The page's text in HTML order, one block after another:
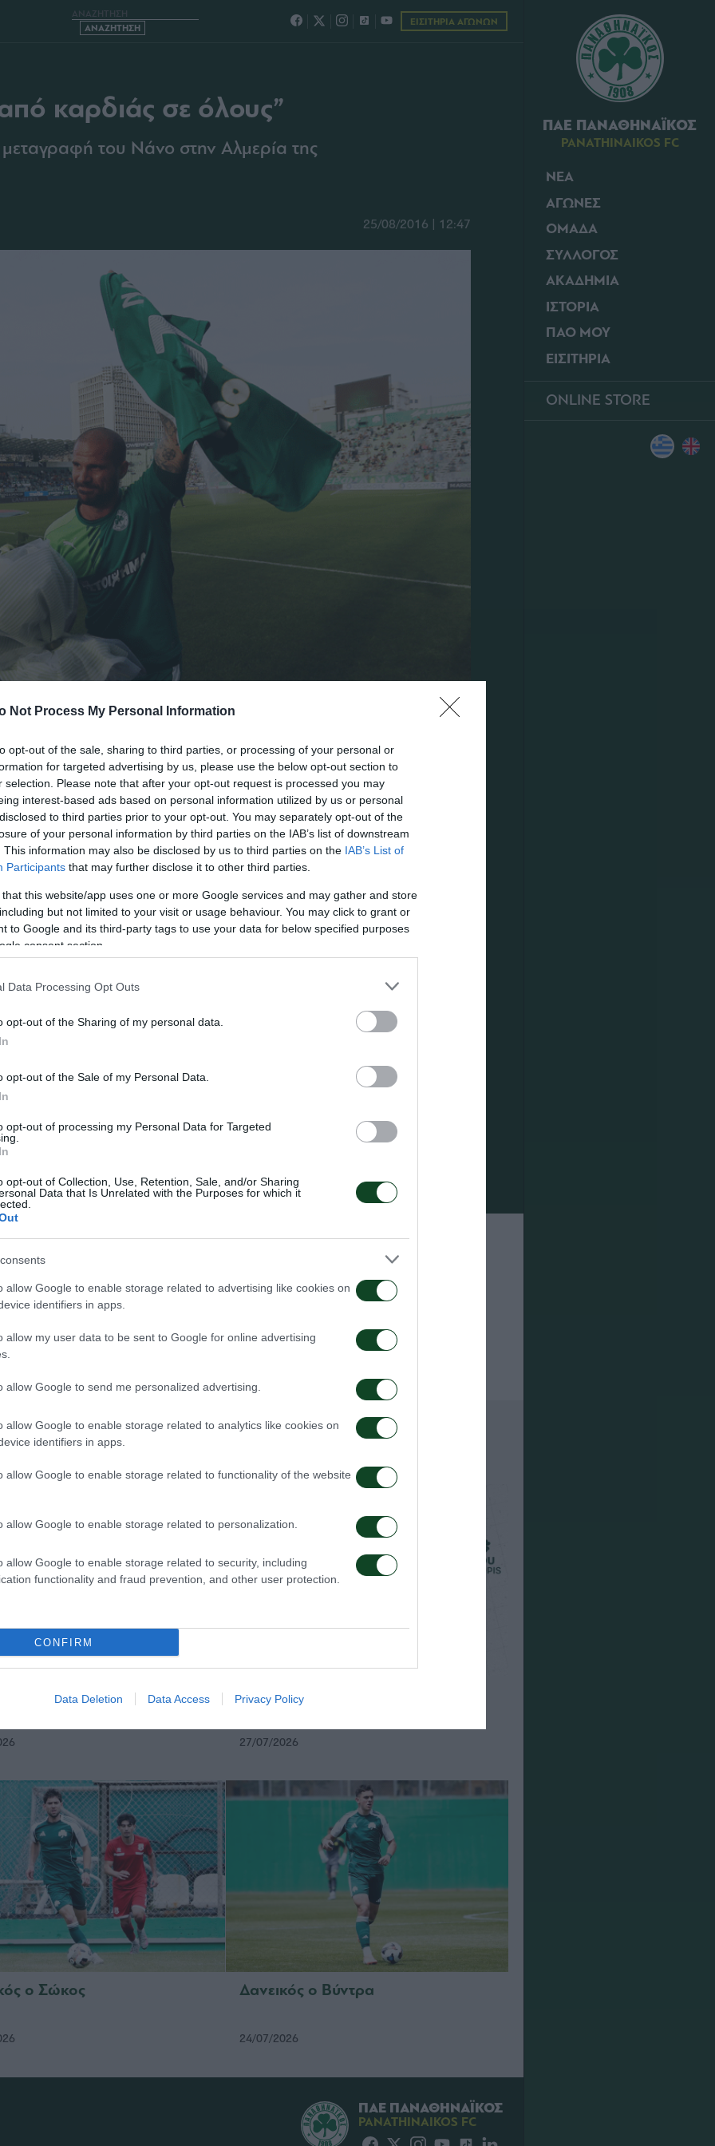
Not Process My Personal Information
opt-out of the sale, sharing to third parties, or processing of your personal or
for targeted advertising by us, please use the below opt-out section to
selection. Please note that after your opt-out request is processed you may
interest-based ads based on personal information utilized by us or personal
to third parties prior to your opt-out. You may separately opt-out of the
of your personal information by third parties on the IAB’s list of downstream
This information may also be disclosed by us to third parties on the IAB’s List of
Participants that may further disclose it to other third parties.
that this website/app uses one or more Google services and may gather and store
but not limited to your visit or usage behaviour. You may click to grant or
to Google and its third-party tags to use your data for below specified purposes
consent section.
Data Processing Opt Outs
opt-out of the Sharing of my personal data.
opt-out of the Sale of my Personal Data.
opt-out of processing my Personal Data for Targeted
opt-out of Collection, Use, Retention, Sale, and/or Sharing
Data that Is Unrelated with the Purposes for which it
allow Google to enable storage related to advertising like cookies on
identifiers in apps.
allow my user data to be sent to Google for online advertising
allow Google to send me personalized advertising.
allow Google to enable storage related to analytics like cookies on
identifiers in apps.
allow Google to enable storage related to functionality of the website
allow Google to enable storage related to personalization.
allow Google to enable storage related to security, including
functionality and fraud prevention, and other user protection.
CONFIRM
Data Deletion Data Access Privacy Policy
ΠΑΕ ΠΑΝΑΘΗΝΑΪΚΟΣ
PANATHINAIKOS FC
ΝΕΑ
ΑΓΩΝΕΣ
ΟΜΑΔΑ
ΣΥΛΛΟΓΟΣ
ΑΚΑΔΗΜΙΑ
ΙΣΤΟΡΙΑ
ΠΑΟ ΜΟΥ
ΕΙΣΙΤΗΡΙΑ
ONLINE STORE
ΕΙΣΙΤΗΡΙΑ ΑΓΩΝΩΝ
καρδιάς σε όλους”
του Νάνο στην Αλμερία της
25/08/2016 | 12:47
του 2013 και ξεπέρασε τις 100 συμμετοχές με το
προσφορά του στην Ομάδα και του ευχόμαστε καλή συνέχεια
ποδοσφαιριστή:
απόφαση της ποδοσφαιρικής μου καριέρας.Αρχικά
μου και πρώην συμπαίκτες μου στην ομάδα για όλη την
Ζέκα και τον πρώην συμπαίκτη μου Νταίηβιντ Μέντες για όλη
ξεχάσουμε βέβαια τους φιλάθλους και την “Θύρα 13” καθώς και
ενώ τώρα αναχωρώ σαν ένα ακόμα μέλος της Παναθηναϊκής
να καταφέρουμε ότι έγινε εφικτό στην διάρκεια των
Mε έκαναν να αισθανθώ αγαπητός και αγαπημένος!
χαρούμενος που μια νέα περιπέτεια ξεδιπλώνεται μπροστά
δύσκολη απόφαση.
και ιατρικό επιτελείο τα καλύτερα.
θα ακολουθεί τον Παναθηναϊκό μέχρι… το τέλος του
ο Κινγκς
Στην Καραγκιουμριούκ ο Σιώπης
27/07/2026
ο Σώκος Δανεικός ο Βύντρα
24/07/2026
ΠΑΕ ΠΑΝΑΘΗΝΑΪΚΟΣ
PANATHINAIKOS FC